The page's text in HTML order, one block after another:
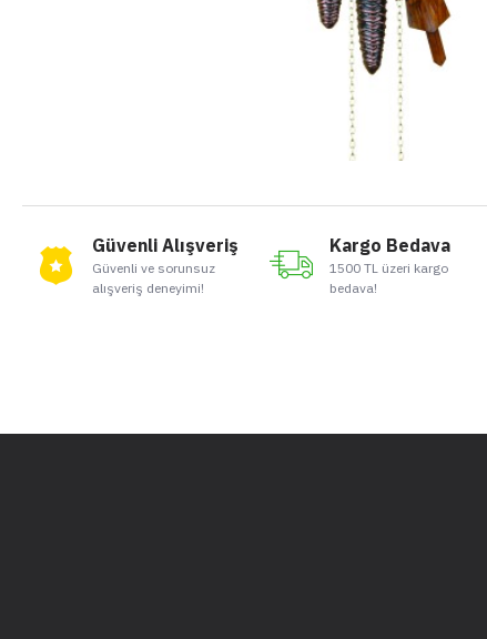
Güvenli Alışveriş
Güvenli ve sorunsuz
alışveriş deneyimi!
Kargo Bedava
1500 TL üzeri kargo
bedava!